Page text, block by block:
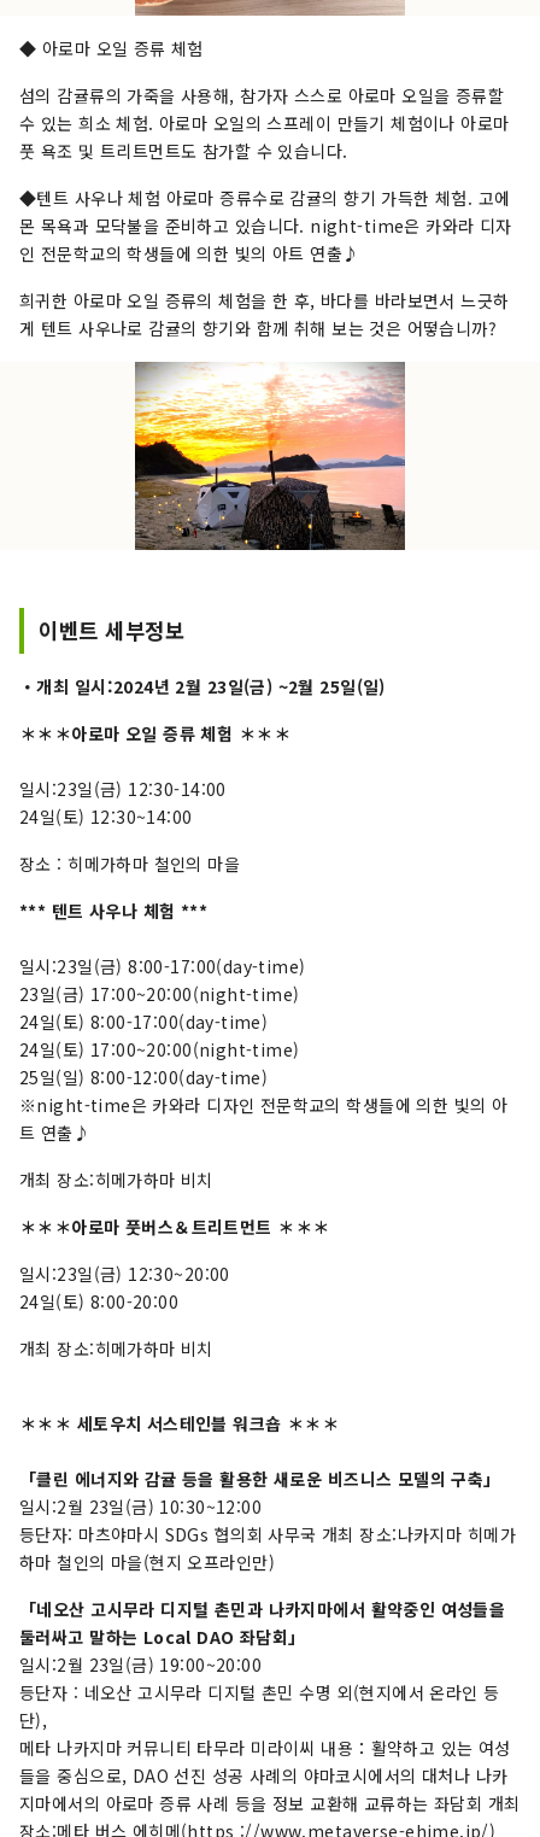
◆ 아로마 오일 증류 체험
섬의 감귤류의 가죽을 사용해, 참가자 스스로 아로마 오일을 증류할
수 있는 희소 체험. 아로마 오일의 스프레이 만들기 체험이나 아로마
풋 욕조 및 트리트먼트도 참가할 수 있습니다.
◆텐트 사우나 체험 아로마 증류수로 감귤의 향기 가득한 체험. 고에
몬 목욕과 모닥불을 준비하고 있습니다. night-time은 카와라 디자
인 전문학교의 학생들에 의한 빛의 아트 연출♪
희귀한 아로마 오일 증류의 체험을 한 후, 바다를 바라보면서 느긋하
게 텐트 사우나로 감귤의 향기와 함께 취해 보는 것은 어떻습니까?
이벤트 세부정보
・개최 일시:2024년 2월 23일(금) ~2월 25일(일)
＊＊＊아로마 오일 증류 체험 ＊＊＊
일시:23일(금) 12:30-14:00
24일(토) 12:30~14:00
장소 : 히메가하마 철인의 마을
*** 텐트 사우나 체험 ***
일시:23일(금) 8:00-17:00(day-time)
23일(금) 17:00~20:00(night-time)
24일(토) 8:00-17:00(day-time)
24일(토) 17:00~20:00(night-time)
25일(일) 8:00-12:00(day-time)
※night-time은 카와라 디자인 전문학교의 학생들에 의한 빛의 아
트 연출♪
개최 장소:히메가하마 비치
＊＊＊아로마 풋버스＆트리트먼트 ＊＊＊
일시:23일(금) 12:30~20:00
24일(토) 8:00-20:00
개최 장소:히메가하마 비치
＊＊＊ 세토우치 서스테인블 워크숍 ＊＊＊
「클린 에너지와 감귤 등을 활용한 새로운 비즈니스 모델의 구축」
일시:2월 23일(금) 10:30~12:00
등단자: 마츠야마시 SDGs 협의회 사무국 개최 장소:나카지마 히메가
하마 철인의 마을(현지 오프라인만)
「네오산 고시무라 디지털 촌민과 나카지마에서 활약중인 여성들을
둘러싸고 말하는 Local DAO 좌담회」
일시:2월 23일(금) 19:00~20:00
등단자 : 네오산 고시무라 디지털 촌민 수명 외(현지에서 온라인 등
단),
메타 나카지마 커뮤니티 타무라 미라이씨 내용：활약하고 있는 여성
들을 중심으로, DAO 선진 성공 사례의 야마코시에서의 대처나 나카
지마에서의 아로마 증류 사례 등을 정보 교환해 교류하는 좌담회 개최
장소:메타 버스 에히메(https ://www.metaverse-ehime.jp/)